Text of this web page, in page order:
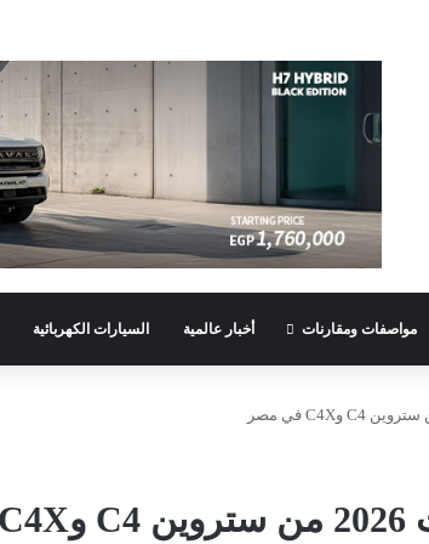
مواصفات ومقارنات أخبار عالمية السيارات الكهربائية